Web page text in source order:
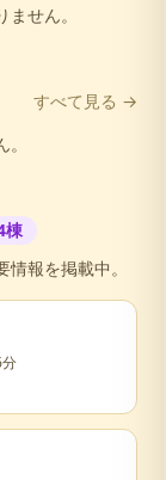
せん。
すべて見る →
棟
報を掲載中。